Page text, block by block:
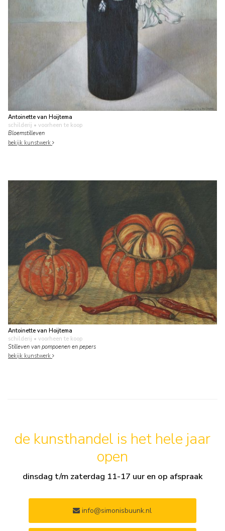
Antoinette van Hoijtema
schilderij • voorheen te koop
Bloemstilleven
bekijk kunstwerk
Antoinette van Hoijtema
schilderij • voorheen te koop
Stilleven van pompoenen en pepers
bekijk kunstwerk
de kunsthandel is het hele jaar
open
dinsdag t/m zaterdag 11-17 uur en op afspraak
info@simonisbuunk.nl